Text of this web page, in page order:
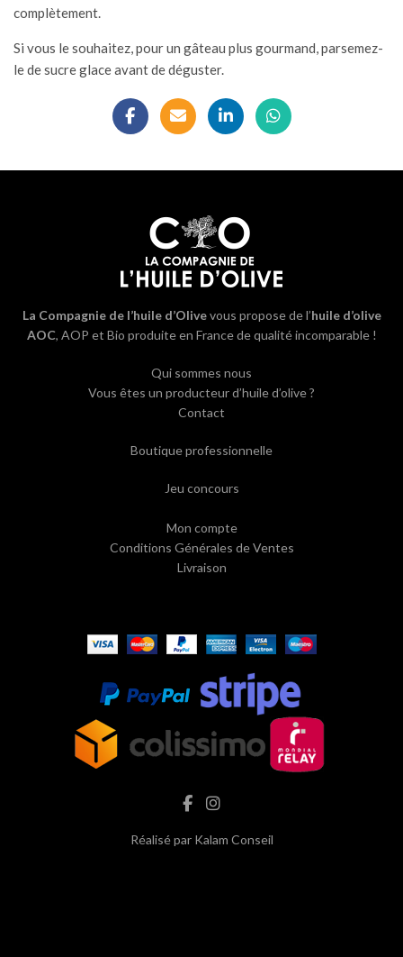
complètement.
Si vous le souhaitez, pour un gâteau plus gourmand, parsemez-
le de sucre glace avant de déguster.
La Compagnie de l’huile d’Olivevous propose de l’huile d’olive
AOC, AOP et Bio produite en France de qualité incomparable !
Qui sommes nous
Vous êtes un producteur d’huile d’olive ?
Contact
Boutique professionnelle
Jeu concours
Mon compte
Conditions Générales de Ventes
Livraison
Réalisé par Kalam Conseil